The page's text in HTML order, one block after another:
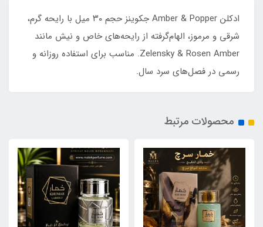
ادکلن Amber & Popper جکوینز حجم ۳۰ میل با رایحه گرم،
شرقی و مرموز، الهام‌گرفته از رایحه‌های خاص و نیش مانند
Zelensky & Rosen Amber. مناسب برای استفاده روزانه و
رسمی در فصل‌های سرد سال.
محصولات مرتبط